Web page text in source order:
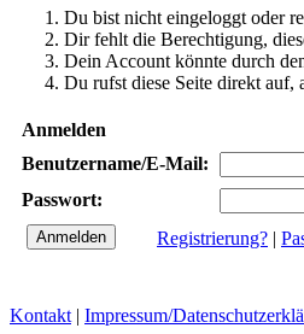
Du bist nicht eingeloggt oder
Dir fehlt die Berechtigung,
Dein Account könnte durch
Du rufst diese Seite direkt auf,
Anmelden
Benutzername/E-Mail:
Passwort:
Registrierung? |
Kontakt | Impressum/